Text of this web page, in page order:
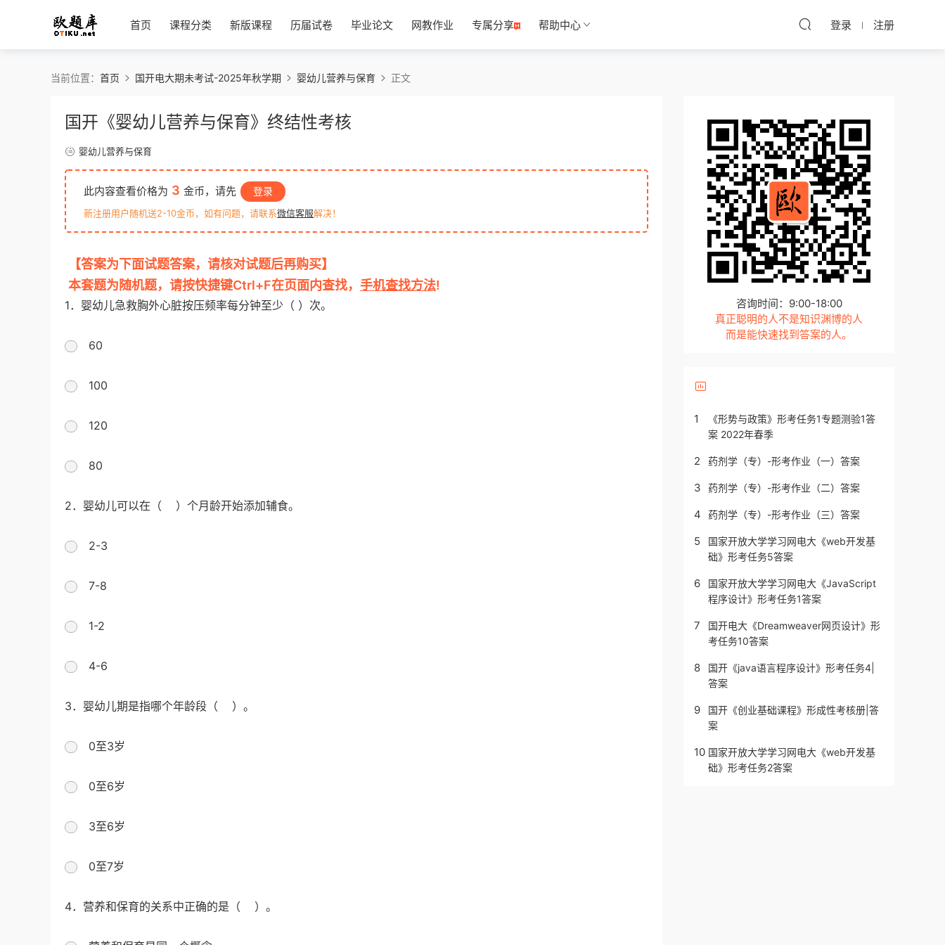
首页 课程分类 新版课程 历届试卷 毕业论文 网教作业 专属分享 帮助中心 登录 注册
当前位置： 首页 国开电大期未考试-2025年秋学期 婴幼儿营养与保育 正文
国开《婴幼儿营养与保育》终结性考核
婴幼儿营养与保育
此内容查看价格为 3 金币，请先 登录
新注册用户随机送2-10金币，如有问题，请联系微信客服解决！
【答案为下面试题答案，请核对试题后再购买】
本套题为随机题，请按快捷键Ctrl+F在页面内查找， 手机查找方法!
1．婴幼儿急救胸外心脏按压频率每分钟至少（ ）次。
60
100
120
80
2．婴幼儿可以在（ ）个月龄开始添加辅食。
2-3
7-8
1-2
4-6
3．婴幼儿期是指哪个年龄段（ ）。
0至3岁
0至6岁
3至6岁
0至7岁
4．营养和保育的关系中正确的是（ ）。
咨询时间：9:00-18:00
真正聪明的人不是知识渊博的人
而是能快速找到答案的人。
1
《形势与政策》形考任务1专题测验1答
案 2022年春季
2 药剂学（专）-形考作业（一）答案
3 药剂学（专）-形考作业（二）答案
4 药剂学（专）-形考作业（三）答案
5
国家开放大学学习网电大《web开发基
础》形考任务5答案
6
国家开放大学学习网电大《JavaScript
程序设计》形考任务1答案
7
国开电大《Dreamweaver网页设计》形
考任务10答案
8
国开《java语言程序设计》形考任务4|
答案
9
国开《创业基础课程》形成性考核册|答
案
10 国家开放大学学习网电大《web开发基
础》形考任务2答案